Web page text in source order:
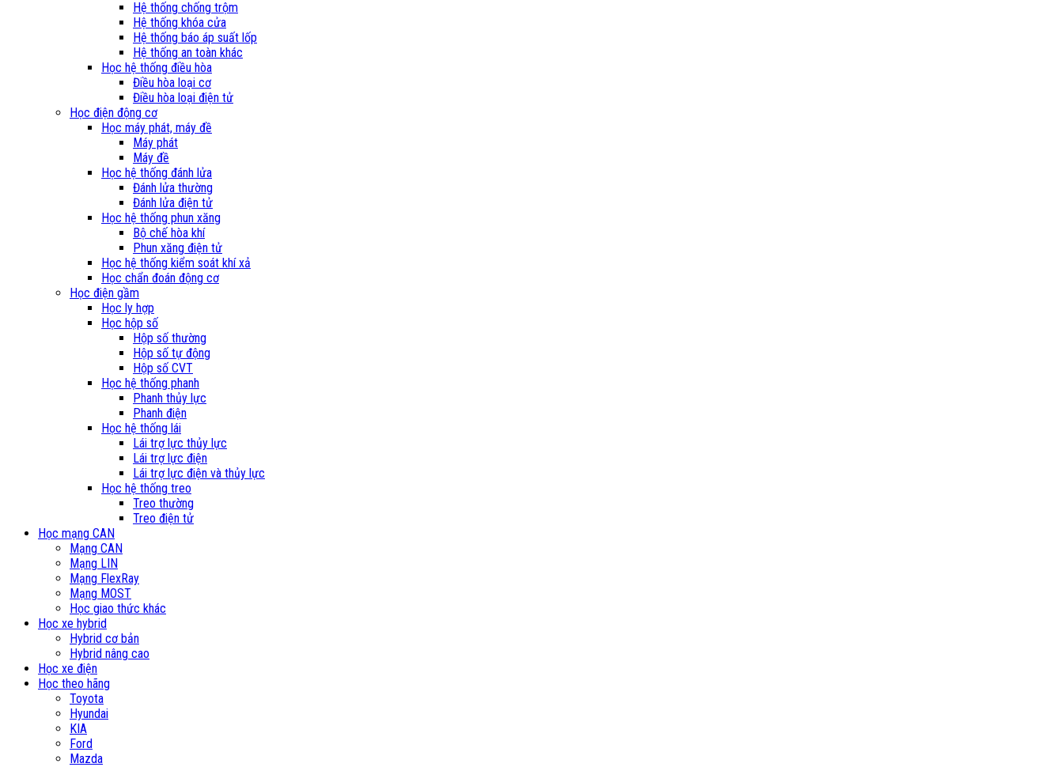
Hệ thống chống trộm
Hệ thống khóa cửa
Hệ thống báo áp suất lốp
Hệ thống an toàn khác
Học hệ thống điều hòa
Điều hòa loại cơ
Điều hòa loại điện tử
Học điện động cơ
Học máy phát, máy đề
Máy phát
Máy đề
Học hệ thống đánh lửa
Đánh lửa thường
Đánh lửa điện tử
Học hệ thống phun xăng
Bộ chế hòa khí
Phun xăng điện tử
Học hệ thống kiểm soát khí xả
Học chẩn đoán động cơ
Học điện gầm
Học ly hợp
Học hộp số
Hộp số thường
Hộp số tự động
Hộp số CVT
Học hệ thống phanh
Phanh thủy lực
Phanh điện
Học hệ thống lái
Lái trợ lực thủy lực
Lái trợ lực điện
Lái trợ lực điện và thủy lực
Học hệ thống treo
Treo thường
Treo điện tử
Học mạng CAN
Mạng CAN
Mạng LIN
Mạng FlexRay
Mạng MOST
Học giao thức khác
Học xe hybrid
Hybrid cơ bản
Hybrid nâng cao
Học xe điện
Học theo hãng
Toyota
Hyundai
KIA
Ford
Mazda